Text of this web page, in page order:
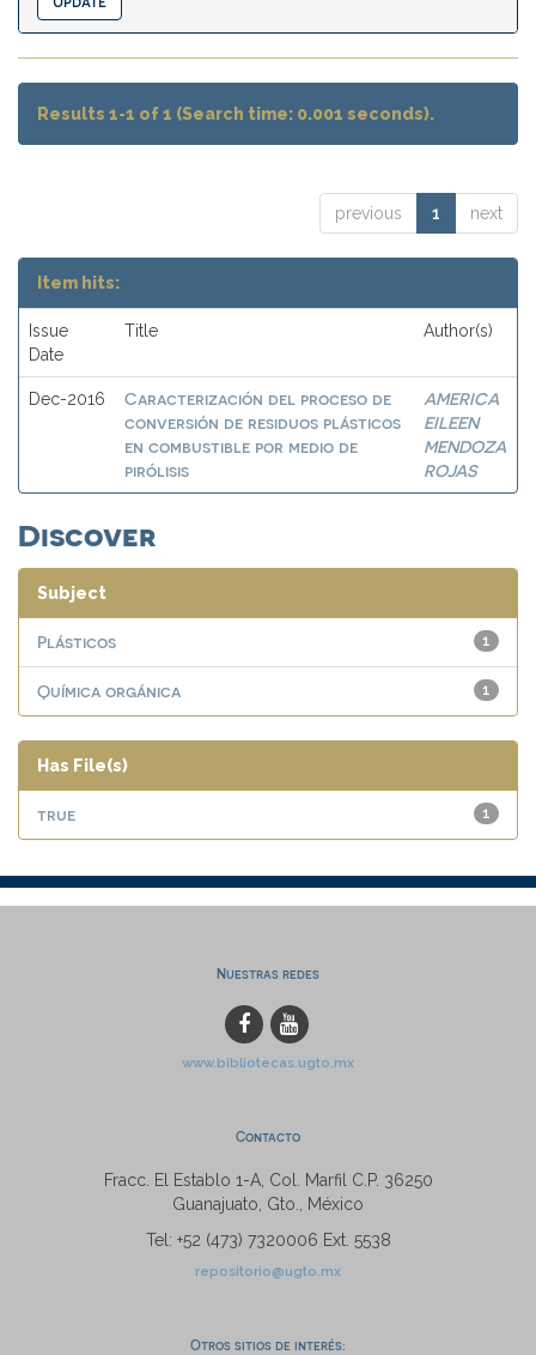
Results 1-1 of 1 (Search time: 0.001 seconds).
previous 1 next
Item hits:
Issue
Date
Title Author(s)
Dec-2016
Caracterización del proceso de
conversión de residuos plásticos
en combustible por medio de
pirólisis
AMERICA
EILEEN
MENDOZA
ROJAS
Discover
Subject
1
Plásticos
1
Química orgánica
Has File(s)
1
true
Nuestras redes
www.bibliotecas.ugto.mx
Contacto
Fracc. El Establo 1-A, Col. Marfil C.P. 36250
Guanajuato, Gto., México
Tel: +52 (473) 7320006 Ext. 5538
repositorio@ugto.mx
Otros sitios de interés: